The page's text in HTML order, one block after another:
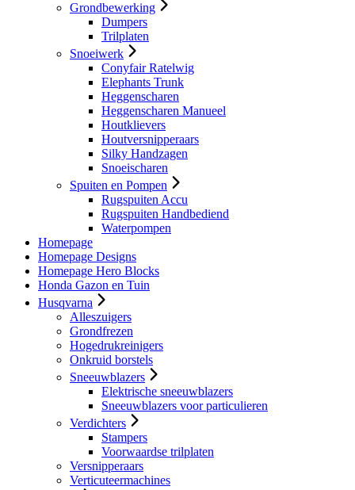
Grondbewerking
Dumpers
Trilplaten
Snoeiwerk
Conyfair Ratelwig
Elephants Trunk
Heggenscharen
Heggenscharen Manueel
Houtklievers
Houtversnipperaars
Silky Handzagen
Snoeischaren
Spuiten en Pompen
Rugspuiten Accu
Rugspuiten Handbediend
Waterpompen
Homepage
Homepage Designs
Homepage Hero Blocks
Honda Gazon en Tuin
Husqvarna
Alleszuigers
Grondfrezen
Hogedrukreinigers
Onkruid borstels
Sneeuwblazers
Elektrische sneeuwblazers
Sneeuwblazers voor particulieren
Verdichters
Stampers
Voorwaardse trilplaten
Versnipperaars
Verticuteermachines